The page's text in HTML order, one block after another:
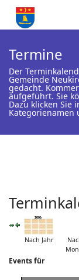
Termine
Der
Gemeinde
gedacht.
aufgeführt. Sie
Dazu klicken Sie
Kategorienamen
Nach Jahr
Events für